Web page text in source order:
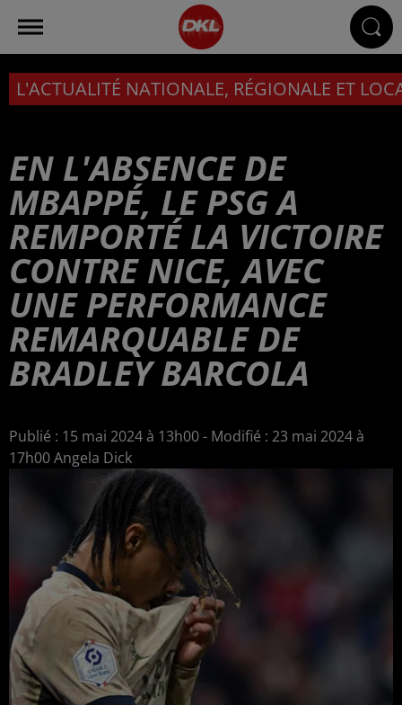
L'ACTUALITÉ NATIONALE, RÉGIONALE ET
EN L'ABSENCE DE
MBAPPÉ, LE PSG A
REMPORTÉ LA VICTOIRE
CONTRE NICE, AVEC
UNE PERFORMANCE
REMARQUABLE DE
BRADLEY BARCOLA
Publié : 15 mai 2024 à 13h00 - Modifié : 23 mai 2024 à
17h00 Angela Dick